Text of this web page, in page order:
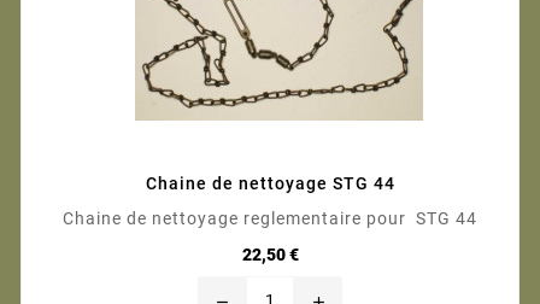
Chaine de nettoyage STG 44
Chaine de nettoyage reglementaire pour STG 44
22,50 €Prix